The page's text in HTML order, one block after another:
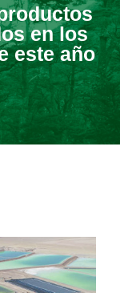
en los
este año